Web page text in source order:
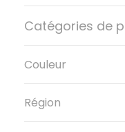
Catégories de
Couleur
Région